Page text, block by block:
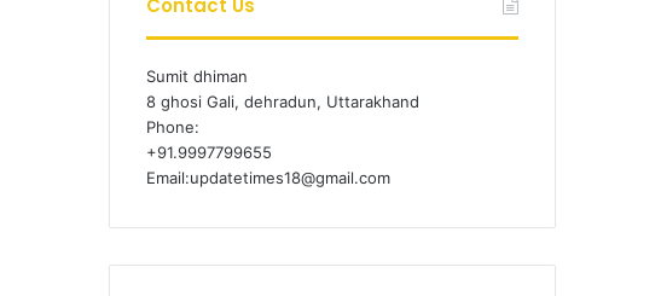
Contact Us
Sumit dhiman
8 ghosi Gali, dehradun, Uttarakhand
Phone:
+91.9997799655
Email:updatetimes18@gmail.com